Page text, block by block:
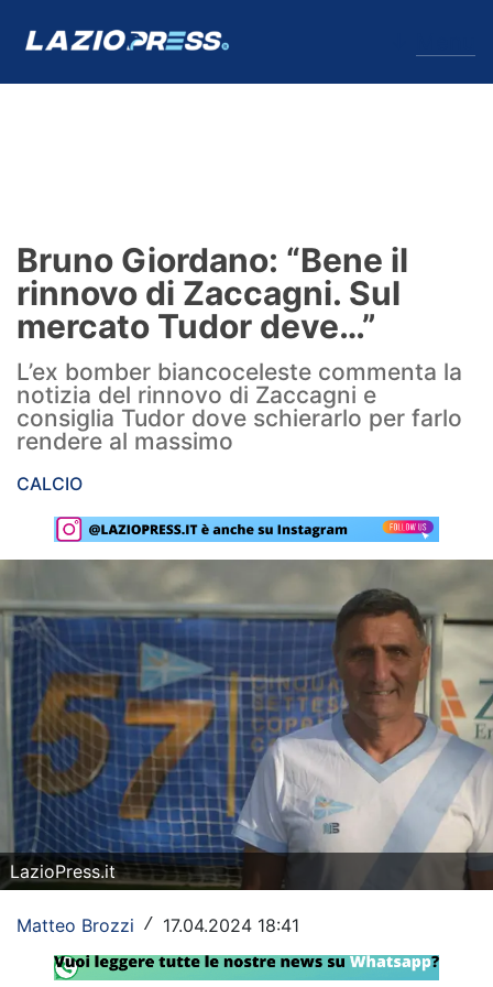
Formello
Infortuni
Primavera
Calciomercato
Lazio Women
Rassegna Lazio
Calcio
Serie A
Champions League
Europa League
Altri Sport
Formula 1
Tennis
Vela
Bruno Giordano: “Bene il
rinnovo di Zaccagni. Sul
mercato Tudor deve…”
L’ex bomber biancoceleste commenta la
notizia del rinnovo di Zaccagni e
consiglia Tudor dove schierarlo per farlo
rendere al massimo
CALCIO
LazioPress.it
Matteo Brozzi / 17.04.2024 18:41